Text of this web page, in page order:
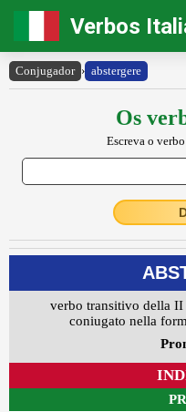
Verbos
Conjugador › abstergere
Os
Escreva o
verbo transitivo della II
coniugato nella